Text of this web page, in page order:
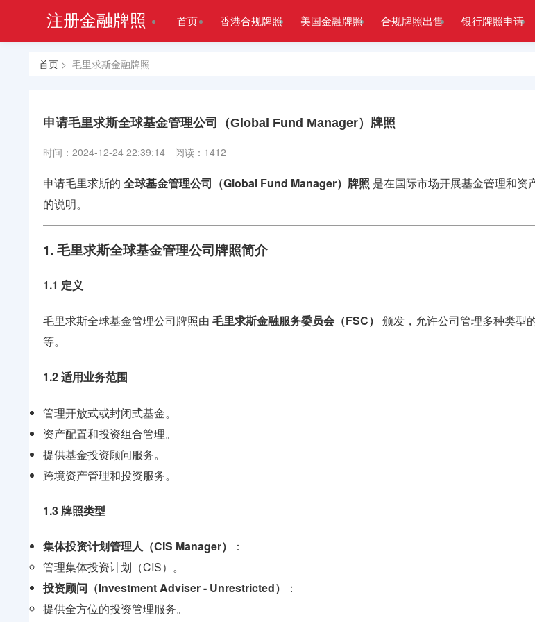
注册金融牌照 首页 香港合规牌照 美国金融牌照 合规牌照出售 银行牌照申请
首页 > 毛里求斯金融牌照
申请毛里求斯全球基金管理公司（Global Fund Manager）牌照
时间：2024-12-24 22:39:14 阅读：1412
申请毛里求斯的 全球基金管理公司（Global Fund Manager）牌照 是在国际市场开展基金管理和资
的说明。
1. 毛里求斯全球基金管理公司牌照简介
1.1 定义
毛里求斯全球基金管理公司牌照由 毛里求斯金融服务委员会（FSC） 颁发，允许公司管理多种类型
等。
1.2 适用业务范围
管理开放式或封闭式基金。
资产配置和投资组合管理。
提供基金投资顾问服务。
跨境资产管理和投资服务。
1.3 牌照类型
集体投资计划管理人（CIS Manager）
：
管理集体投资计划（CIS）。
投资顾问（Investment Adviser - Unrestricted）
：
提供全方位的投资管理服务。